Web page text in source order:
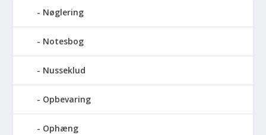
Nøglering
Notesbog
Nusseklud
Opbevaring
Ophæng